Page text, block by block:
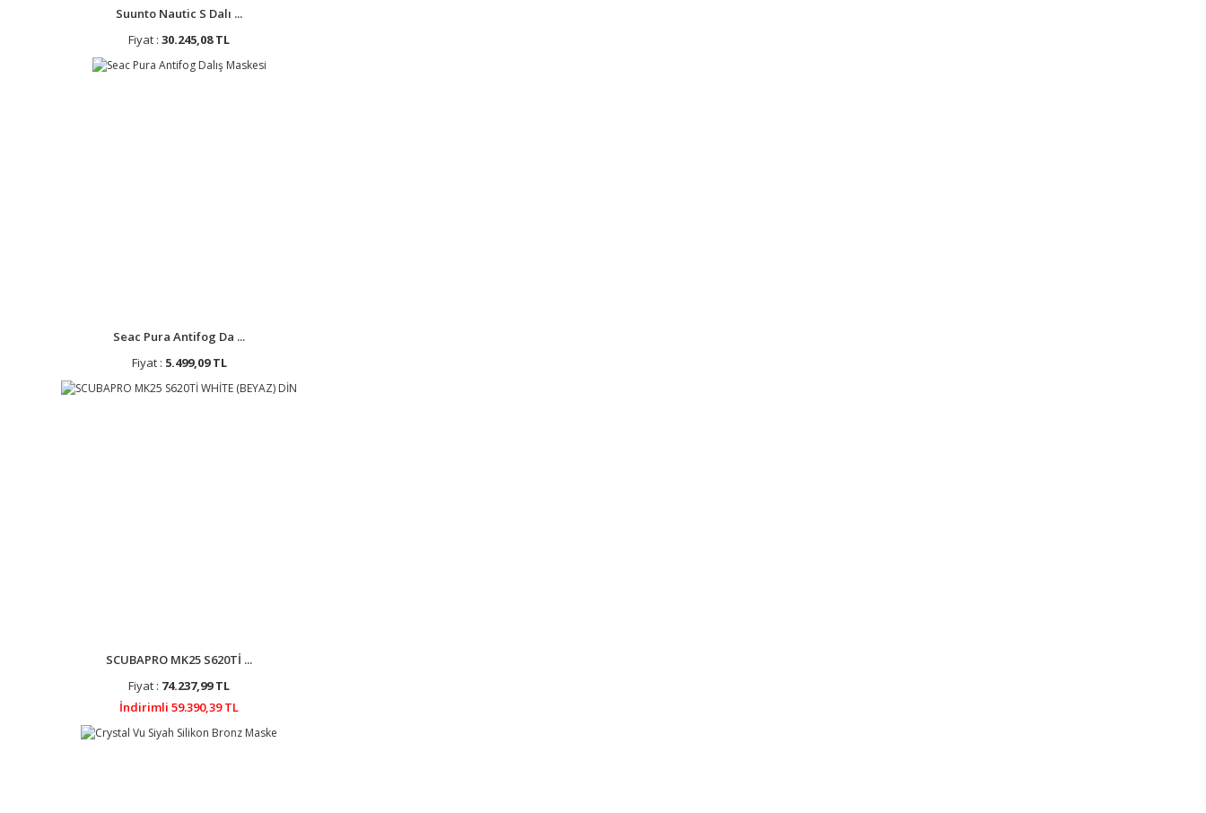
Suunto Nautic S Dalı ...
Fiyat : 30.245,08 TL
Seac Pura Antifog Da ...
Fiyat : 5.499,09 TL
SCUBAPRO MK25 S620Tİ ...
Fiyat : 74.237,99 TL
İndirimli 59.390,39 TL